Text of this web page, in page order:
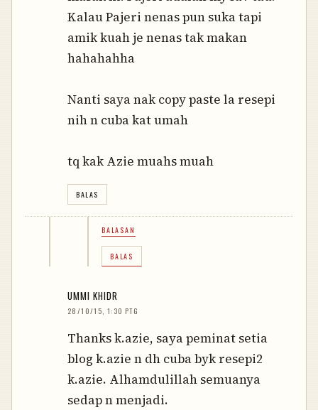
Kalau Pajeri nenas pun suka tapi
amik kuah je nenas tak makan
hahahahha
Nanti saya nak copy paste la resepi
nih n cuba kat umah
tq kak Azie muahs muah
BALAS
BALASAN
BALAS
UMMI KHIDR
28/10/15, 1:30 PTG
Thanks k.azie, saya peminat setia
blog k.azie n dh cuba byk resepi2
k.azie. Alhamdulillah semuanya
sedap n menjadi.